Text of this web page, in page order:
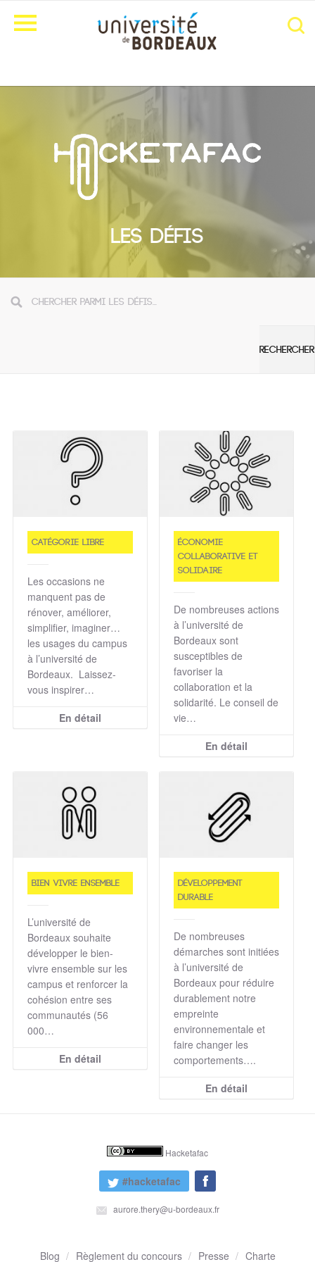
LES DÉFIS
Catégorie libre
Les occasions ne
manquent pas de
rénover, améliorer,
simplifier, imaginer…
les usages du campus
à l’université de
Bordeaux. Laissez-
vous inspirer…
En détail
Économie
collaborative et
solidaire
De nombreuses actions
à l’université de
Bordeaux sont
susceptibles de
favoriser la
collaboration et la
solidarité. Le conseil de
vie…
En détail
Bien vivre ensemble
L’université de
Bordeaux souhaite
développer le bien-
vivre ensemble sur les
campus et renforcer la
cohésion entre ses
communautés (56
000…
En détail
Développement
durable
De nombreuses
démarches sont initiées
à l’université de
Bordeaux pour réduire
durablement notre
empreinte
environnementale et
faire changer les
comportements….
En détail
Hacketafac
#hacketafac
aurore.thery@u-bordeaux.fr
Blog Règlement du concours Presse Charte